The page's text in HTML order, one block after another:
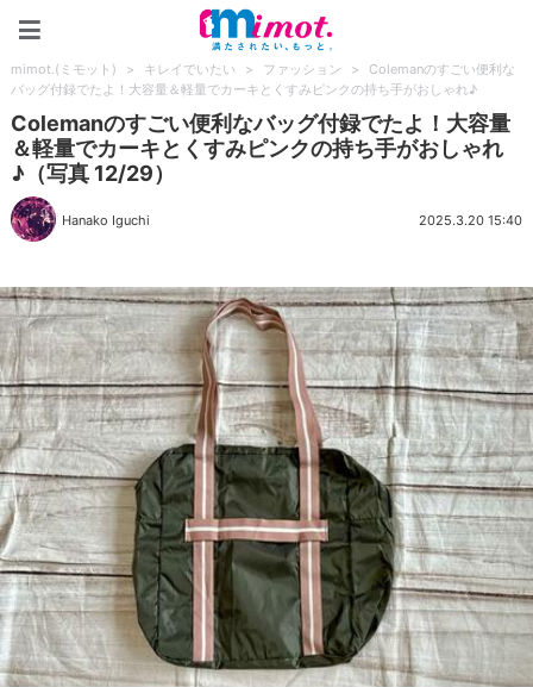
mimot.(ミモット) > キレイでいたい > ファッション >
Colemanのすごい便利な
バッグ付録でたよ！大容量＆軽量でカーキとくすみピンクの持ち手がおしゃれ♪
Colemanのすごい便利なバッグ付録でたよ！大容量
＆軽量でカーキとくすみピンクの持ち手がおしゃれ
♪（写真 12/29）
Hanako Iguchi 2025.3.20 15:40